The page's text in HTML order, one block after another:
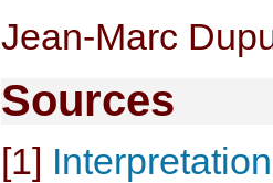
Jean-Marc
Sources
[1]